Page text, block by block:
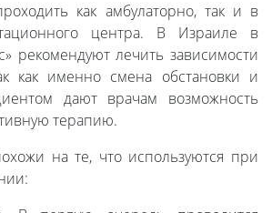
как амбулаторно, так и в
центра. В Израиле в
рекомендуют лечить зависимости
как именно смена обстановки и
дают врачам возможность
терапию.
на те, что используются при